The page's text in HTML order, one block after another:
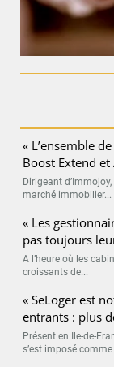
« L’ensemble
Boost Extend et
Dirigeant
marché immobilier...
« Les
pas toujours
A l’heure où les
croissants de...
« SeLoger est
entrants : plus
Présent en Ile-de-
s’est imposé comme